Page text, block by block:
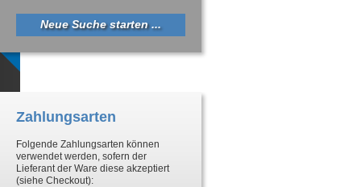
Neue Suche starten ...
Zahlungsarten
Folgende Zahlungsarten können
verwendet werden, sofern der
Lieferant der Ware diese akzeptiert
(siehe Checkout):